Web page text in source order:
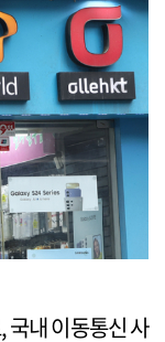
국내 이동통신 사